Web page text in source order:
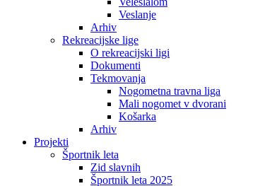
Veslanje
Arhiv
Rekreacijske lige
O rekreacijski ligi
Dokumenti
Tekmovanja
Nogometna travna liga
Mali nogomet v dvorani
Košarka
Arhiv
Projekti
Športnik leta
Zid slavnih
Športnik leta 2025